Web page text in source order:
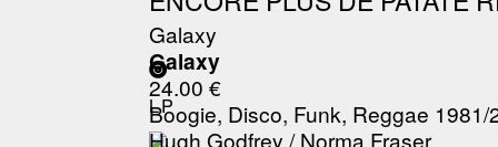
LP
/
Galaxy
Galaxy
24.00 €
Boogie, Disco, Funk, Reggae 1981/
Hugh Godfrey / Norma Fraser